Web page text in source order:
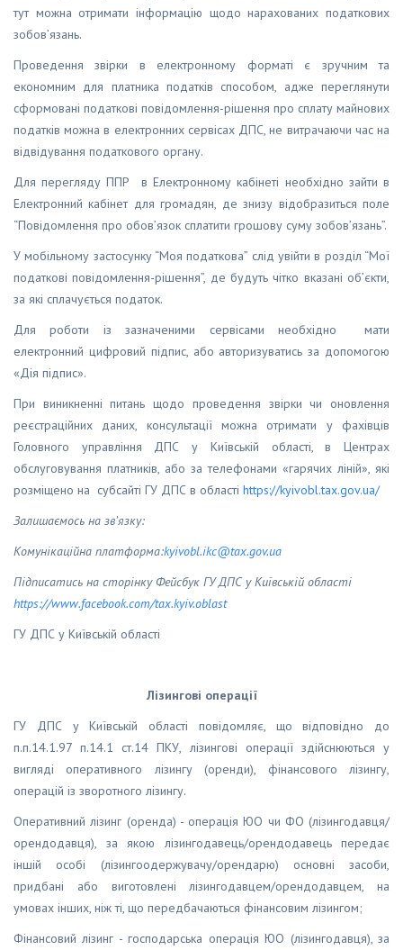
тут можна отримати інформацію щодо нарахованих податкових
зобов’язань.
Проведення звірки в електронному форматі є зручним та
економним для платника податків способом, адже переглянути
сформовані податкові повідомлення-рішення про сплату майнових
податків можна в електронних сервісах ДПС, не витрачаючи час на
відвідування податкового органу.
Для перегляду ППР в Електронному кабінеті необхідно зайти в
Електронний кабінет для громадян, де знизу відобразиться поле
“Повідомлення про обов’язок сплатити грошову суму зобов’язань”.
У мобільному застосунку “Моя податкова” слід увійти в розділ “Мої
податкові повідомлення-рішення”, де будуть чітко вказані об’єкти,
за які сплачується податок.
Для роботи із зазначеними сервісами необхідно мати
електронний цифровий підпис, або авторизуватись за допомогою
«Дія підпис».
При виникненні питань щодо проведення звірки чи оновлення
реєстраційних даних, консультації можна отримати у фахівців
Головного управління ДПС у Київській області, в Центрах
обслуговування платників, або за телефонами «гарячих ліній», які
розміщено на субсайті ГУ ДПС в області https://kyivobl.tax.gov.ua/
Залишаємось на зв’язку:
Комунікаційна платформа:kyivobl.ikc@tax.gov.ua
Підписатись на сторінку Фейсбук ГУ ДПС у Київській області
https://www.facebook.com/tax.kyiv.oblast
ГУ ДПС у Київській області
Лізингові операції
ГУ ДПС у Київській області повідомляє, що відповідно до
п.п.14.1.97 п.14.1 ст.14 ПКУ, лізингові операції здійснюються у
вигляді оперативного лізингу (оренди), фінансового лізингу,
операцій із зворотного лізингу.
Оперативний лізинг (оренда) - операція ЮО чи ФО (лізингодавця/
орендодавця), за якою лізингодавець/орендодавець передає
іншій особі (лізингоодержувачу/орендарю) основні засоби,
придбані або виготовлені лізингодавцем/орендодавцем, на
умовах інших, ніж ті, що передбачаються фінансовим лізингом;
Фінансовий лізинг - господарська операція ЮО (лізингодавця), за